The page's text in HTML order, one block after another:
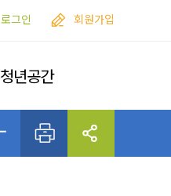
로그인 회원가입
청년공간